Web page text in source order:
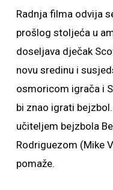
Radnja filma odvija
prošlog stoljeća u
doseljava dječak
novu sredinu i
osmoricom igrača i
bi znao igrati
učiteljem bejzbola
Rodriguezom (Mike
pomaže.